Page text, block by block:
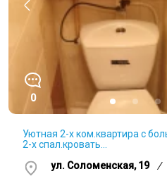
0
Уютная 2-х ком.квартира с
2-х спал.кровать...
ул. Соломенская, 19 /